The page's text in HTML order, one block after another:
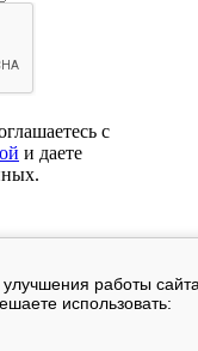
улучшения работы
использовать:
с
и даете